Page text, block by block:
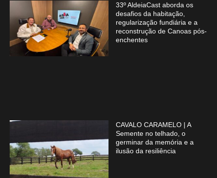
33º AldeiaCast aborda os
desafios da habitação,
regularização fundiária e a
reconstrução de Canoas pós-
enchentes
CAVALO CARAMELO | A
Semente no telhado, o
germinar da memória e a
ilusão da resiliência